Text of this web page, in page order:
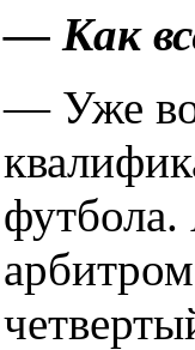
— Как
— Уже во